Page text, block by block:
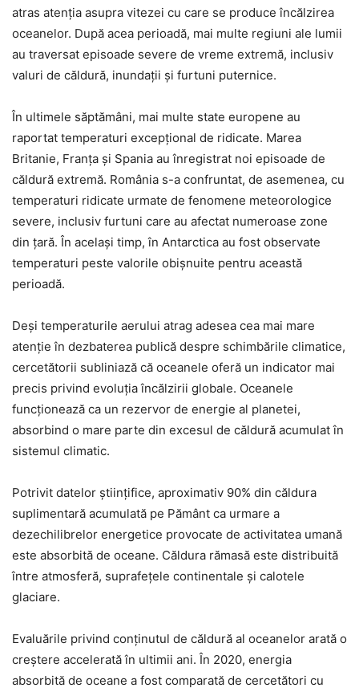
atras atenția asupra vitezei cu care se produce încălzirea
oceanelor. După acea perioadă, mai multe regiuni ale lumii
au traversat episoade severe de vreme extremă, inclusiv
valuri de căldură, inundații și furtuni puternice.
În ultimele săptămâni, mai multe state europene au
raportat temperaturi excepțional de ridicate. Marea
Britanie, Franța și Spania au înregistrat noi episoade de
căldură extremă. România s-a confruntat, de asemenea, cu
temperaturi ridicate urmate de fenomene meteorologice
severe, inclusiv furtuni care au afectat numeroase zone
din țară. În același timp, în Antarctica au fost observate
temperaturi peste valorile obișnuite pentru această
perioadă.
Deși temperaturile aerului atrag adesea cea mai mare
atenție în dezbaterea publică despre schimbările climatice,
cercetătorii subliniază că oceanele oferă un indicator mai
precis privind evoluția încălzirii globale. Oceanele
funcționează ca un rezervor de energie al planetei,
absorbind o mare parte din excesul de căldură acumulat în
sistemul climatic.
Potrivit datelor științifice, aproximativ 90% din căldura
suplimentară acumulată pe Pământ ca urmare a
dezechilibrelor energetice provocate de activitatea umană
este absorbită de oceane. Căldura rămasă este distribuită
între atmosferă, suprafețele continentale și calotele
glaciare.
Evaluările privind conținutul de căldură al oceanelor arată o
creștere accelerată în ultimii ani. În 2020, energia
absorbită de oceane a fost comparată de cercetători cu